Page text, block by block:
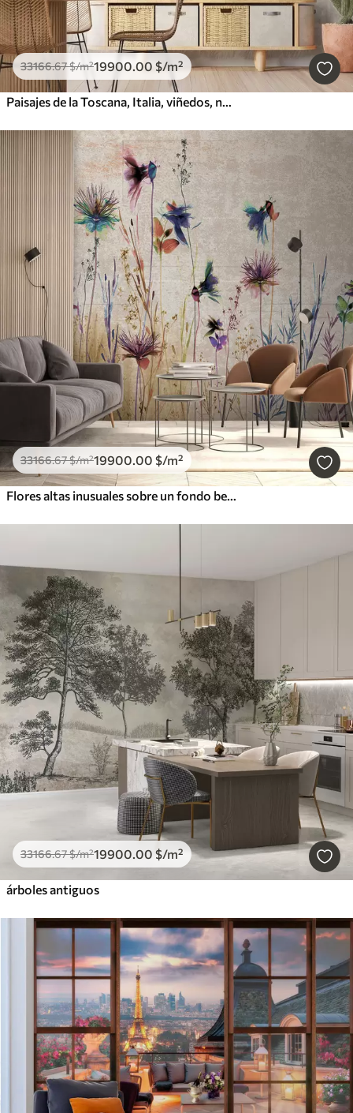
33166.67$/m²19900.00 $/m²
Paisajes de la Toscana, Italia, viñedos, naturaleza, castillo antiguo, colores beige
33166.67$/m²19900.00 $/m²
Flores altas inusuales sobre un fondo beige
33166.67$/m²19900.00 $/m²
árboles antiguos